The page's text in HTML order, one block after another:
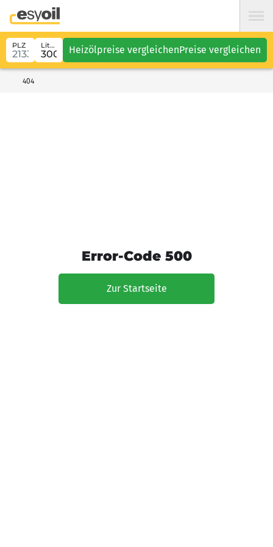
PLZ Liter Heizölpreise vergleichenPreise vergleichen
404
Error-Code 500
Zur Startseite